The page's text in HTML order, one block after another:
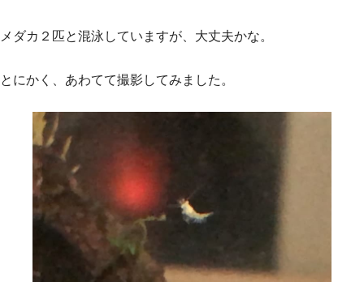
メダカ２匹と混泳していますが、大丈夫かな。
とにかく、あわてて撮影してみました。